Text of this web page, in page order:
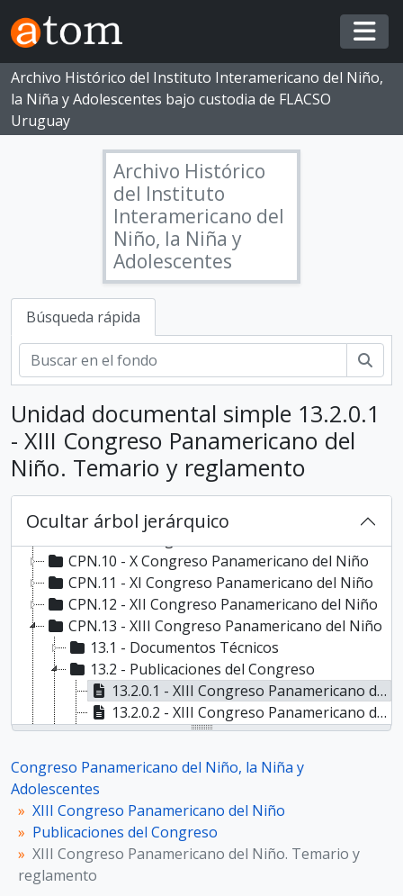
Skip to main content
Archivo Histórico del Instituto Interamericano del Niño,
la Niña y Adolescentes bajo custodia de FLACSO
Uruguay
Archivo Histórico
del Instituto
Interamericano del
Niño, la Niña y
Adolescentes
Búsqueda rápida
Unidad documental simple 13.2.0.1
- XIII Congreso Panamericano del
Niño. Temario y reglamento
Ocultar árbol jerárquico
CPN - Congreso Panamericano del Niño, la Niña y Adolescentes
CPN.1 - I Congreso Americano del Niño, 1916
CPN.2 - II Congreso Americano del Niño, 1919
CPN.3 - III Congreso Americano del Niño, 1922
CPN.4 - IV Congreso Panamericano del Niño, 1924
CPN.5 - V Congreso Panamericano del Niño, 1927
CPN.6 - VI Congreso Panamericano del Niño, 1930
CPN.7 - VII Congreso Panamericano del Niño, 1935
CPN.8 - VIII Congreso Panamericano del Niño, 1942
CPN.10 - X Congreso Panamericano del Niño
CPN.11 - XI Congreso Panamericano del Niño
CPN.12 - XII Congreso Panamericano del Niño
CPN.13 - XIII Congreso Panamericano del Niño
13.1 - Documentos Técnicos
13.2 - Publicaciones del Congreso
13.2.0.1 - XIII Congreso Panamericano del Niño. Temario y reglamento
13.2.0.2 - XIII Congreso Panamericano del Niño. Programa provisional
13.2.0.3 - XIII Congreso Panamericano del niño. Recomendaciones. [Carta de Población de Quito]
13.3 - Publicaciones de participantes del Congreso
CPN.14 - XIV Congreso Panamericano del Niño
CPN.15 - XV Congreso Panamericano del Niño
CPN.16 - XVI Congreso Panamericano del Niño
CPN.17 - XVII Congreso Panamericano del Niño
CPN.18 - XVIII Congreso Panamericano del Niño
Congreso Panamericano del Niño, la Niña y
Adolescentes
XIII Congreso Panamericano del Niño
Publicaciones del Congreso
XIII Congreso Panamericano del Niño. Temario y
reglamento